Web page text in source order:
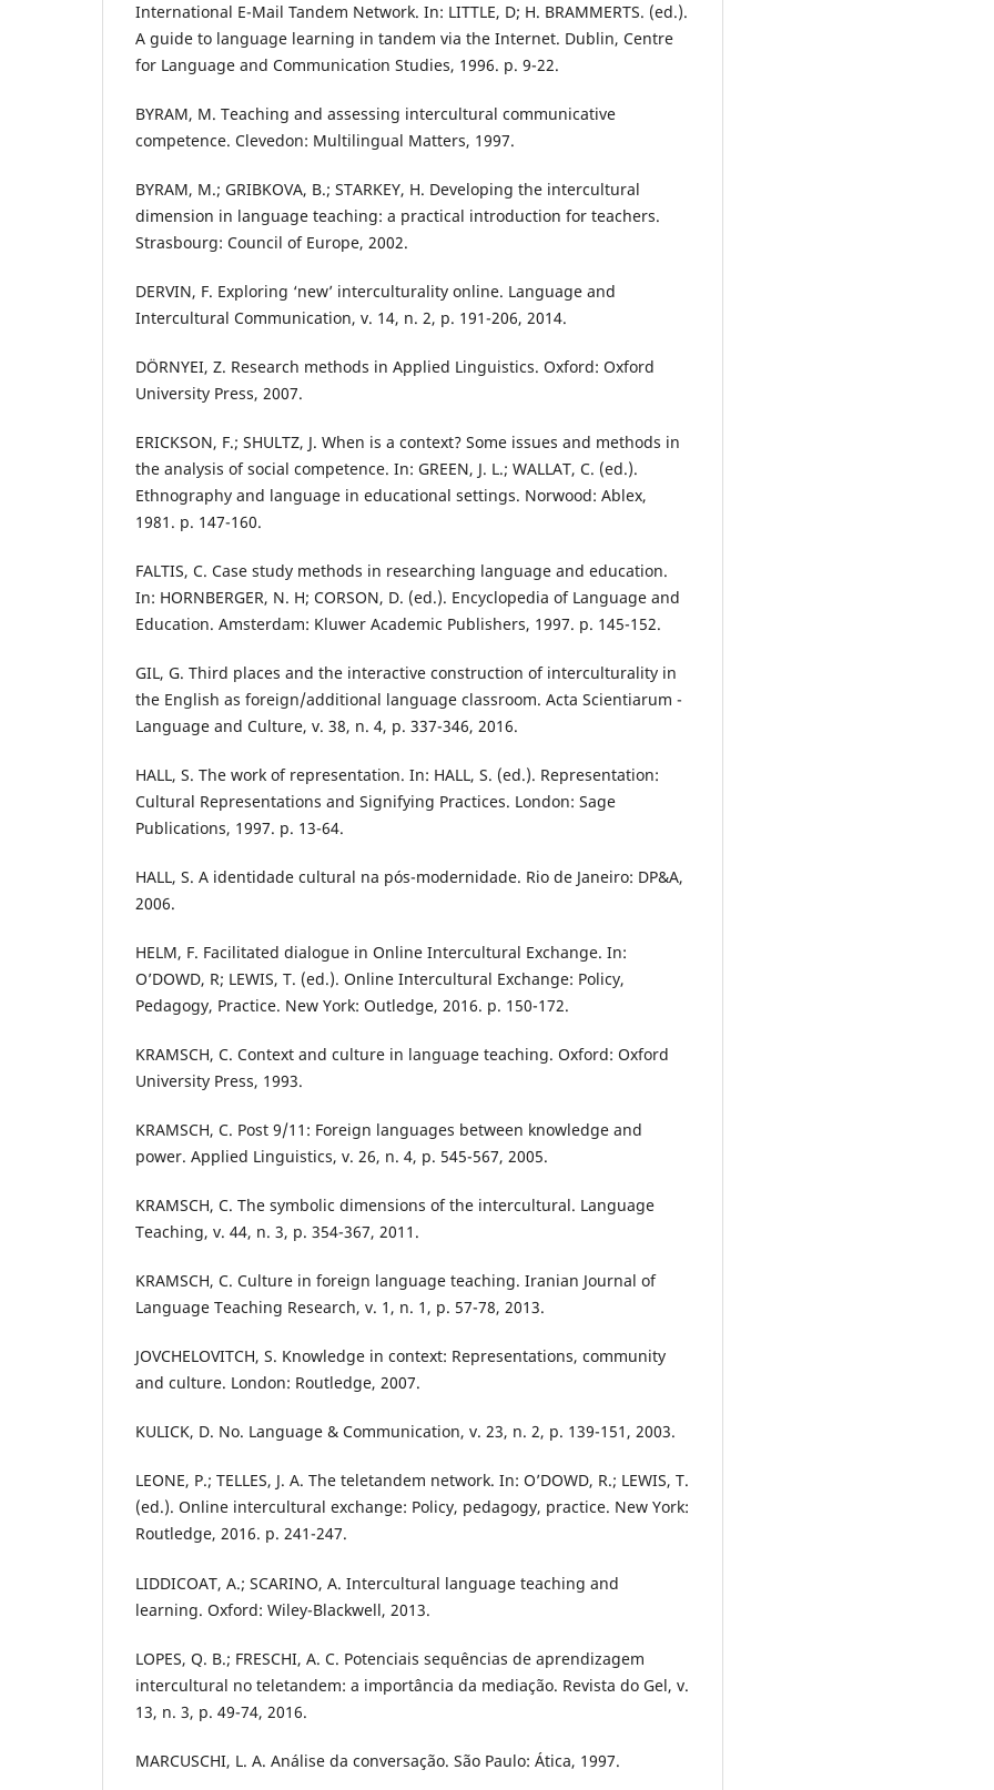
International E-Mail Tandem Network. In: LITTLE, D; H. BRAMMERTS. (ed.).
A guide to language learning in tandem via the Internet. Dublin, Centre
for Language and Communication Studies, 1996. p. 9-22.
BYRAM, M. Teaching and assessing intercultural communicative
competence. Clevedon: Multilingual Matters, 1997.
BYRAM, M.; GRIBKOVA, B.; STARKEY, H. Developing the intercultural
dimension in language teaching: a practical introduction for teachers.
Strasbourg: Council of Europe, 2002.
DERVIN, F. Exploring ‘new’ interculturality online. Language and
Intercultural Communication, v. 14, n. 2, p. 191-206, 2014.
DÖRNYEI, Z. Research methods in Applied Linguistics. Oxford: Oxford
University Press, 2007.
ERICKSON, F.; SHULTZ, J. When is a context? Some issues and methods in
the analysis of social competence. In: GREEN, J. L.; WALLAT, C. (ed.).
Ethnography and language in educational settings. Norwood: Ablex,
1981. p. 147-160.
FALTIS, C. Case study methods in researching language and education.
In: HORNBERGER, N. H; CORSON, D. (ed.). Encyclopedia of Language and
Education. Amsterdam: Kluwer Academic Publishers, 1997. p. 145-152.
GIL, G. Third places and the interactive construction of interculturality in
the English as foreign/additional language classroom. Acta Scientiarum -
Language and Culture, v. 38, n. 4, p. 337-346, 2016.
HALL, S. The work of representation. In: HALL, S. (ed.). Representation:
Cultural Representations and Signifying Practices. London: Sage
Publications, 1997. p. 13-64.
HALL, S. A identidade cultural na pós-modernidade. Rio de Janeiro: DP&A,
2006.
HELM, F. Facilitated dialogue in Online Intercultural Exchange. In:
O’DOWD, R; LEWIS, T. (ed.). Online Intercultural Exchange: Policy,
Pedagogy, Practice. New York: Outledge, 2016. p. 150-172.
KRAMSCH, C. Context and culture in language teaching. Oxford: Oxford
University Press, 1993.
KRAMSCH, C. Post 9/11: Foreign languages between knowledge and
power. Applied Linguistics, v. 26, n. 4, p. 545-567, 2005.
KRAMSCH, C. The symbolic dimensions of the intercultural. Language
Teaching, v. 44, n. 3, p. 354-367, 2011.
KRAMSCH, C. Culture in foreign language teaching. Iranian Journal of
Language Teaching Research, v. 1, n. 1, p. 57-78, 2013.
JOVCHELOVITCH, S. Knowledge in context: Representations, community
and culture. London: Routledge, 2007.
KULICK, D. No. Language & Communication, v. 23, n. 2, p. 139-151, 2003.
LEONE, P.; TELLES, J. A. The teletandem network. In: O’DOWD, R.; LEWIS, T.
(ed.). Online intercultural exchange: Policy, pedagogy, practice. New York:
Routledge, 2016. p. 241-247.
LIDDICOAT, A.; SCARINO, A. Intercultural language teaching and
learning. Oxford: Wiley-Blackwell, 2013.
LOPES, Q. B.; FRESCHI, A. C. Potenciais sequências de aprendizagem
intercultural no teletandem: a importância da mediação. Revista do Gel, v.
13, n. 3, p. 49-74, 2016.
MARCUSCHI, L. A. Análise da conversação. São Paulo: Ática, 1997.